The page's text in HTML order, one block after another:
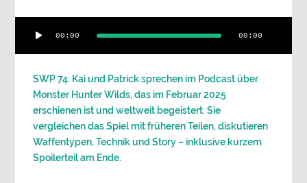
Player
00:00 00:00
SWP 74: Kai und Patrick sprechen im Podcast über
Monster Hunter Wilds, das im Februar 2025
erschienen ist und weltweit begeistert. Sie
vergleichen das Spiel mit früheren Teilen, diskutieren
Waffentypen, Technik und Story – inklusive kurzem
Spoilerteil am Ende.